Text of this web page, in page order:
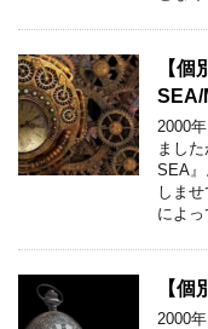
【
SEA/
2000
まし
SEA
しま
によっ
【
2000